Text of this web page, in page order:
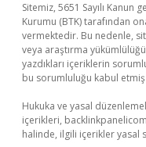
Sitemiz, 5651 Sayılı
Kurumu (BTK) tarafından
vermektedir. Bu nedenle,
veya araştırma
yazdıkları içeriklerin
bu sorumluluğu kabul etmiş
Hukuka ve yasal
içerikleri,
halinde, ilgili içerikler yasal